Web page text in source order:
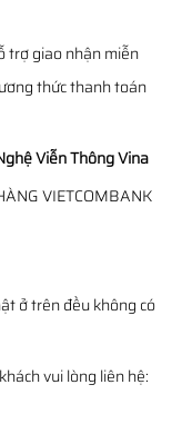
trợ giao nhận miễn
thức thanh toán
Viễn Thông Vina
VIETCOMBANK
ở trên đều không có
vui lòng liên hệ: